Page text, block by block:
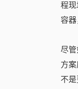
程
容
尽
方
不